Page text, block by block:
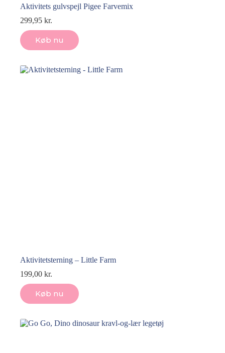
Aktivitets gulvspejl Pigee Farvemix
299,95 kr.
Køb nu
Aktivitetsterning – Little Farm
199,00 kr.
Køb nu